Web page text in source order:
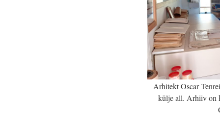
Arhitekt Oscar
külje all. Arhiiv on